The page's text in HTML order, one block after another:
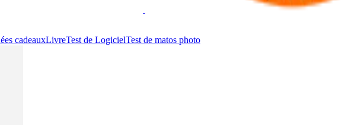
cadeauxLivreTest de LogicielTest de matos photo